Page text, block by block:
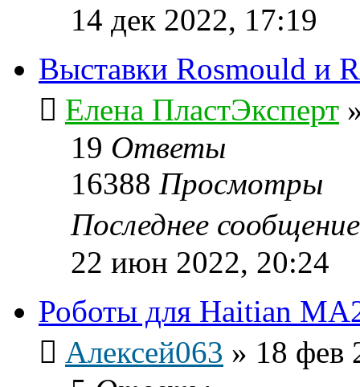
14 дек 2022, 17:19
Выставки Rosmould и
Елена ПластЭксперт
19 Ответы
16388 Просмотры
Последнее
22 июн 2022, 20:24
Роботы для Нaitian
Алексей063 » 18 фев